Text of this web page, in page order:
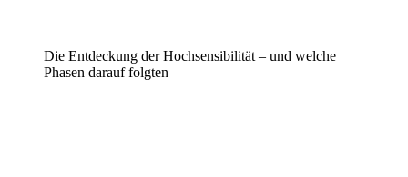
Die Entdeckung der Hochsensibilität – und welche
Phasen darauf folgten